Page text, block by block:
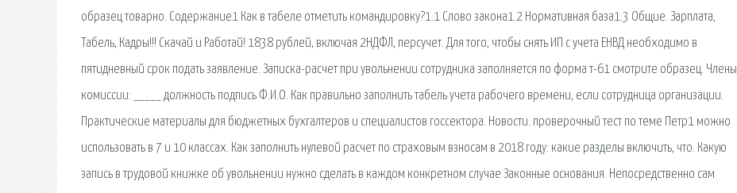
образец товарно. Содержание1 Как в табеле отметить командировку?1.1 Слово закона1.2 Нормативная база1.3 Общие. Зарплата,
Табель, Кадры!!! Скачай и Работай! 1838 рублей, включая 2НДФЛ, персучет. Для того, чтобы снять ИП с учета ЕНВД необходимо в
пятидневный срок подать заявление. Записка-расчет при увольнении сотрудника заполняется по форма т-61 смотрите образец. Члены
комиссии: _____ должность подпись Ф.И.О. Как правильно заполнить табель учета рабочего времени, если сотрудница организации.
Практические материалы для бюджетных бухгалтеров и специалистов госсектора. Новости. проверочный тест по теме Петр1 можно
использовать в 7 и 10 классах. Как заполнить нулевой расчет по страховым взносам в 2018 году: какие разделы включить, что. Какую
запись в трудовой книжке об увольнении нужно сделать в каждом конкретном случае Законные основания. Непосредственно сам